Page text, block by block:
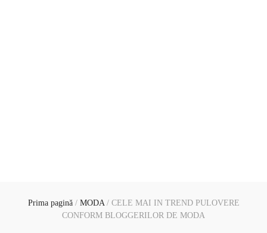
Prima pagină / MODA / CELE MAI IN TREND PULOVERE
CONFORM BLOGGERILOR DE MODA